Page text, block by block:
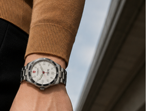
0
із закритим дизайном пера, виконана в
морської хвилі поєднується з
Обтікаєма форма корпусу
навіть при тривалому використанні.
для підписів, нотаток або ділового